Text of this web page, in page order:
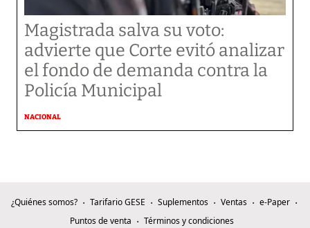
Magistrada salva su voto:
advierte que Corte evitó analizar
el fondo de demanda contra la
Policía Municipal
NACIONAL
¿Quiénes somos? Tarifario GESE Suplementos Ventas
e-Paper
Puntos de venta
Términos y condiciones